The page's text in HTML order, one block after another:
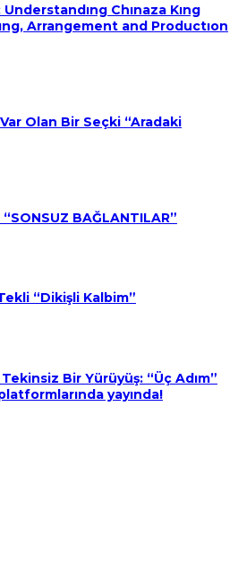
Chınaza Kıng
Arrangement and Productıon
Olan Bir Seçki “Aradaki
“SONSUZ BAĞLANTILAR”
“Dikişli Kalbim”
Bir Yürüyüş: “Üç Adım”
yayında!